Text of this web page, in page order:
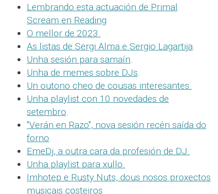
Lembrando esta actuación de Primal
Scream en Reading
O mellor de 2023.
As listas de Sergi Alma e Sergio Lagartija.
Unha sesión para samaín.
Unha de memes sobre DJs.
Un outono cheo de cousas interesantes.
Unha playlist con 10 novedades de
setembro.
"Verán en Razo", nova sesión recén saída do
forno.
EmeDj, a outra cara da profesión de DJ.
Unha playlist para xullo.
Imhotep e Rusty Nuts, dous nosos proxectos
musicais costeiros